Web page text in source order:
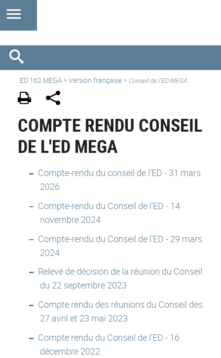
ED 162 MEGA >Version française > Conseil de l'ED MEGA
COMPTE RENDU CONSEIL
DE L'ED MEGA
Compte-rendu du conseil de l'ED - 31 mars
2026
Compte-rendu du Conseil de l'ED - 14
novembre 2024
Compte-rendu du Conseil de l'ED - 29 mars
2024
Relevé de décision de la réunion du Conseil
du 22 septembre 2023
Compte rendu des réunions du Conseil des
27 avril et 23 mai 2023
Compte rendu du Conseil de l'ED - 16
décembre 2022